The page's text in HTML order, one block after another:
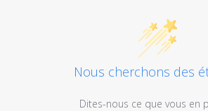
Nous cherchons des
Dites-nous ce que vous en